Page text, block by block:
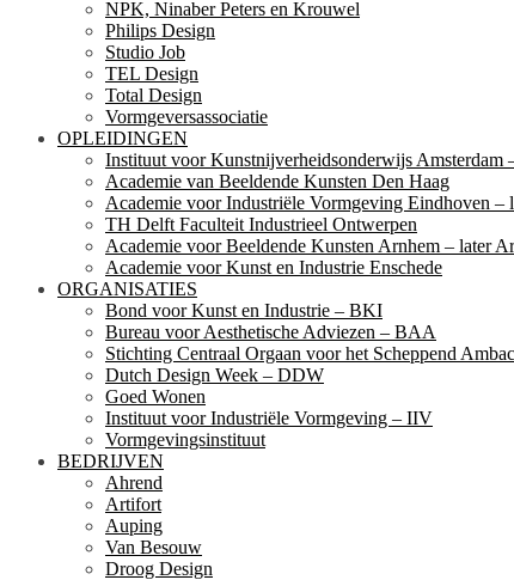
NPK, Ninaber Peters en Krouwel
Philips Design
Studio Job
TEL Design
Total Design
Vormgeversassociatie
OPLEIDINGEN
Instituut voor Kunstnijverheidsonderwijs Amsterdam
Academie van Beeldende Kunsten Den Haag
Academie voor Industriële Vormgeving Eindhoven –
TH Delft Faculteit Industrieel Ontwerpen
Academie voor Beeldende Kunsten Arnhem – later
Academie voor Kunst en Industrie Enschede
ORGANISATIES
Bond voor Kunst en Industrie – BKI
Bureau voor Aesthetische Adviezen – BAA
Stichting Centraal Orgaan voor het Scheppend
Dutch Design Week – DDW
Goed Wonen
Instituut voor Industriële Vormgeving – IIV
Vormgevingsinstituut
BEDRIJVEN
Ahrend
Artifort
Auping
Van Besouw
Droog Design